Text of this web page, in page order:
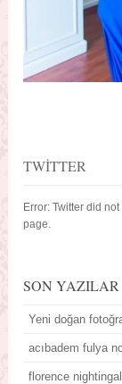
TWITTER
Error: Twitter did
page.
SON YAZILAR
Yeni doğan
acıbadem fulya
florence